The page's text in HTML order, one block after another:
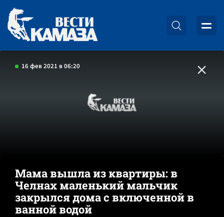
16 фев 2021 в 06:20
Мама вышла из квартиры: в
Челнах маленький мальчик
закрылся дома с включенной в
ванной водой